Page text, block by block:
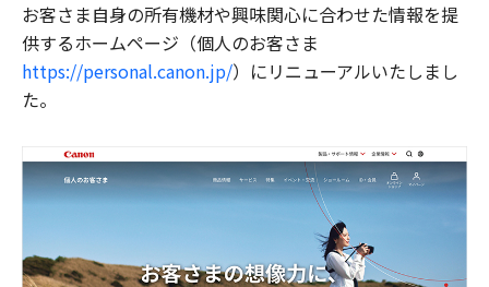
お客さま自身の所有機材や興味関心に合わせた情報を提
供するホームページ（個人のお客さま
https://personal.canon.jp/）にリニューアルいたしまし
た。